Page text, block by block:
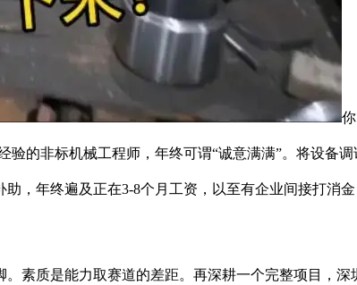
的非标机械工程师，年终可谓“诚意满满”。将设备
，年终遍及正在3-8个月工资，以至有企业间接打消
质是能力取赛道的差距。再深耕一个完整项目，深